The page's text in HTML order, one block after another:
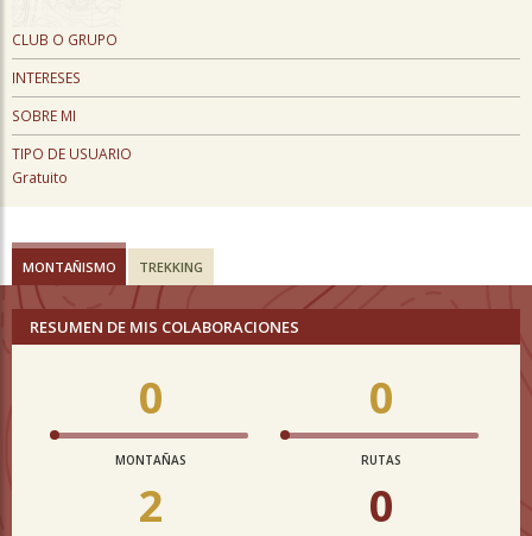
CLUB O GRUPO
INTERESES
SOBRE MI
TIPO DE USUARIO
Gratuito
MONTAÑISMO TREKKING
RESUMEN DE MIS COLABORACIONES
0
MONTAÑAS
0
RUTAS
2 0